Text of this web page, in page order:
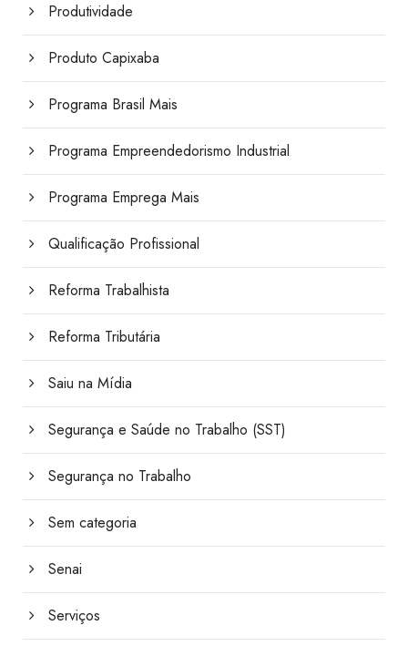
Produtividade
Produto Capixaba
Programa Brasil Mais
Programa Empreendedorismo Industrial
Programa Emprega Mais
Qualificação Profissional
Reforma Trabalhista
Reforma Tributária
Saiu na Mídia
Segurança e Saúde no Trabalho (SST)
Segurança no Trabalho
Sem categoria
Senai
Serviços